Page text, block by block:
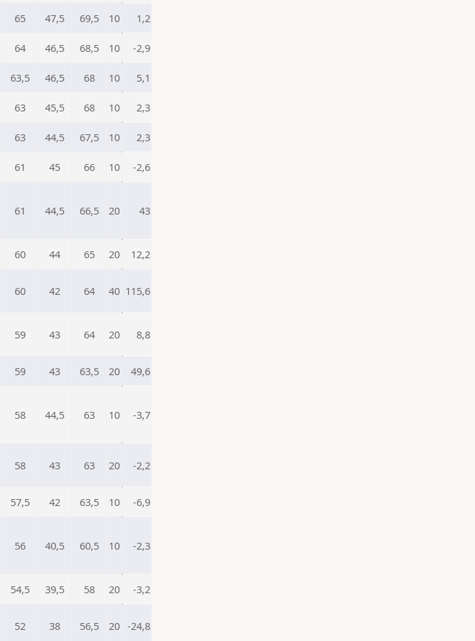
65 47,5 69,5 10 1,2
64 46,5 68,5 10 -2,9
63,5 46,5 68 10 5,1
63 45,5 68 10 2,3
63 44,5 67,5 10 2,3
61 45 66 10 -2,6
61 44,5 66,5 20 43
60 44 65 20 12,2
60 42 64 40 115,6
59 43 64 20 8,8
59 43 63,5 20 49,6
58 44,5 63 10 -3,7
58 43 63 20 -2,2
57,5 42 63,5 10 -6,9
56 40,5 60,5 10 -2,3
54,5 39,5 58 20 -3,2
52 38 56,5 20 -24,8